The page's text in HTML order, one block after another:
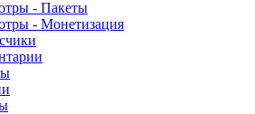
- Пакеты
- Монетизация